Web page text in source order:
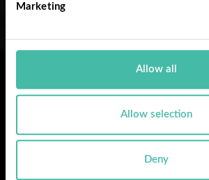
Marketing
Allow all
Allow selection
Deny